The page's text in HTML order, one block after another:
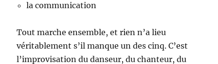
la communication
Tout marche ensemble, et rien n’a lieu
véritablement s’il manque un des cinq. C’est
l’improvisation du danseur, du chanteur, du